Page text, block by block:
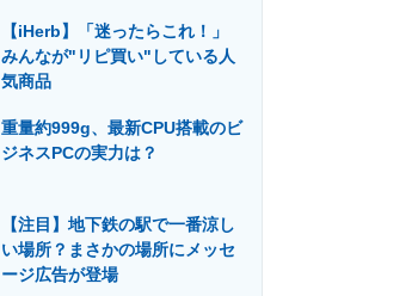
【iHerb】「迷ったらこれ！」
みんなが"リピ買い"している人
気商品
重量約999g、最新CPU搭載のビ
ジネスPCの実力は？
【注目】地下鉄の駅で一番涼し
い場所？まさかの場所にメッセ
ージ広告が登場